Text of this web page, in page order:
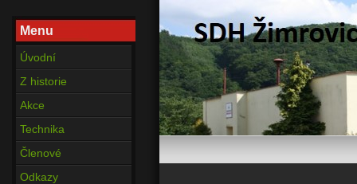
Menu
Úvodní
Z historie
Akce
Technika
Členové
Odkazy